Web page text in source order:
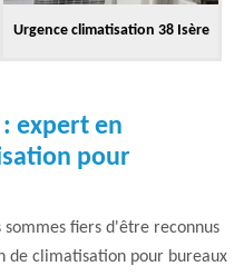
Urgence climatisation 38 Isère
expert en
pour
sommes fiers d'être reconnus
de climatisation pour bureaux